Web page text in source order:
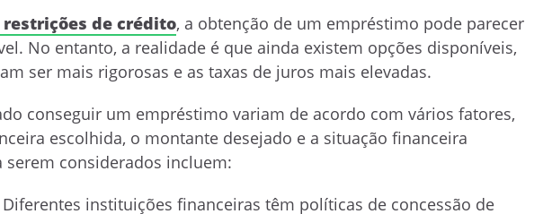
restrições de crédito, a obtenção de um empréstimo pode parecer
No entanto, a realidade é que ainda existem opções disponíveis,
ser mais rigorosas e as taxas de juros mais elevadas.
conseguir um empréstimo variam de acordo com vários fatores,
escolhida, o montante desejado e a situação financeira
considerados incluem:
Diferentes instituições financeiras têm políticas de concessão de